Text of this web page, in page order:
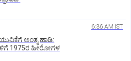
6:36 AM IST
ಅಂತ್ಯ ಹಾಡಿ:
1975ರ ಹೀರೋಗಳ